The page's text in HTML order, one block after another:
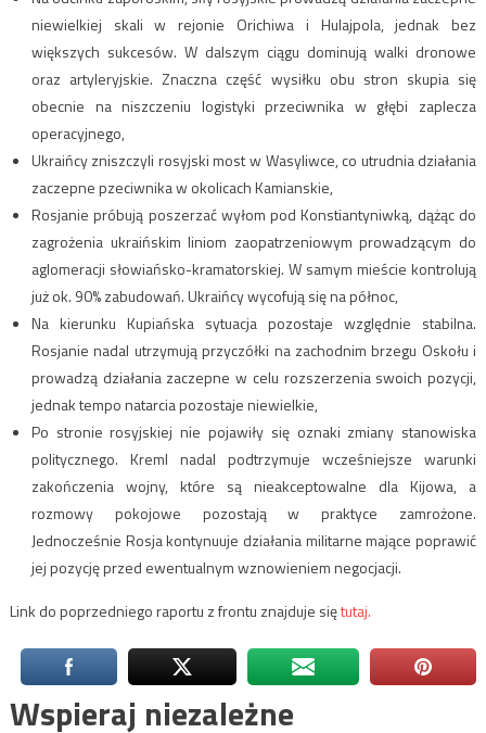
niewielkiej skali w rejonie Orichiwa i Hulajpola, jednak bez
większych sukcesów. W dalszym ciągu dominują walki dronowe
oraz artyleryjskie. Znaczna część wysiłku obu stron skupia się
obecnie na niszczeniu logistyki przeciwnika w głębi zaplecza
operacyjnego,
Ukraińcy zniszczyli rosyjski most w Wasyliwce, co utrudnia działania
zaczepne pzeciwnika w okolicach Kamianskie,
Rosjanie próbują poszerzać wyłom pod Konstiantyniwką, dążąc do
zagrożenia ukraińskim liniom zaopatrzeniowym prowadzącym do
aglomeracji słowiańsko-kramatorskiej. W samym mieście kontrolują
już ok. 90% zabudowań. Ukraińcy wycofują się na północ,
Na kierunku Kupiańska sytuacja pozostaje względnie stabilna.
Rosjanie nadal utrzymują przyczółki na zachodnim brzegu Oskołu i
prowadzą działania zaczepne w celu rozszerzenia swoich pozycji,
jednak tempo natarcia pozostaje niewielkie,
Po stronie rosyjskiej nie pojawiły się oznaki zmiany stanowiska
politycznego. Kreml nadal podtrzymuje wcześniejsze warunki
zakończenia wojny, które są nieakceptowalne dla Kijowa, a
rozmowy pokojowe pozostają w praktyce zamrożone.
Jednocześnie Rosja kontynuuje działania militarne mające poprawić
jej pozycję przed ewentualnym wznowieniem negocjacji.
Link do poprzedniego raportu z frontu znajduje siętutaj.
Wspieraj niezależne